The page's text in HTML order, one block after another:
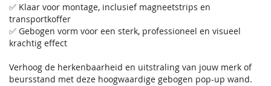
✅ Klaar voor montage, inclusief magneetstrips en
transportkoffer
✅ Gebogen vorm voor een sterk, professioneel en visueel
krachtig effect
Verhoog de herkenbaarheid en uitstraling van jouw merk of
beursstand met deze hoogwaardige gebogen pop-up wand.